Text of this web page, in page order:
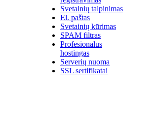
Svetainių talpinimas
El. paštas
Svetainių kūrimas
SPAM filtras
Profesionalus
hostingas
Serverių nuoma
SSL sertifikatai